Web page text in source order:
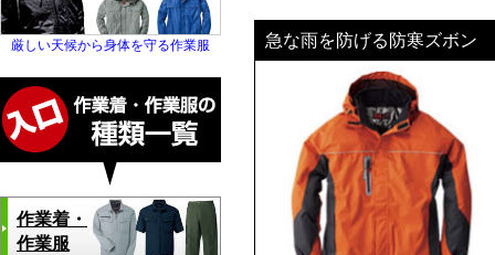
急な雨を防げる防寒ズボン
厳しい天候から身体を守る作業服
作業着・
作業服